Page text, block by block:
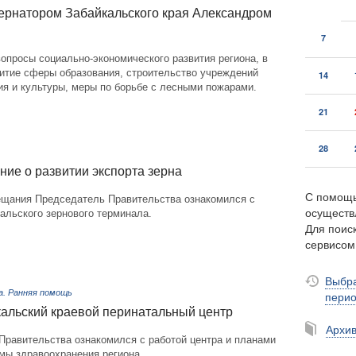
Забайкальского края Александром
социально-экономического развития региона, в
сферы образования, строительство учреждений
и культуры, меры по борьбе с лесными пожарами.
о развитии экспорта зерна
Председатель Правительства ознакомился с
зернового терминала.
Ранняя помощь
краевой перинатальный центр
ознакомился с работой центра и планами
7
14
21
28
С
Для
Архив